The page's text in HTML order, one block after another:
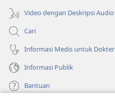
Video dengan Deskripsi Audio
Cari
Informasi Medis untuk Dokter
Informasi Publik
Bantuan